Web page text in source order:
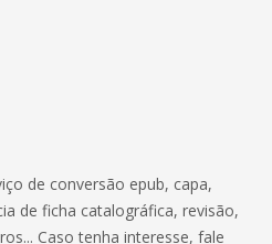
de conversão epub, capa,
de ficha catalográfica, revisão,
Caso tenha interesse, fale